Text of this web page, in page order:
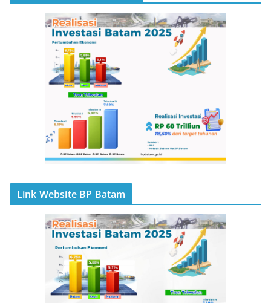
Link Website BP Batam